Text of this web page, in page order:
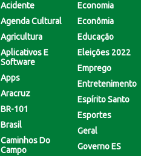
Acidente
Agenda Cultural
Agricultura
Aplicativos E
Software
Apps
Aracruz
BR-101
Brasil
Caminhos Do
Campo
Economia
Econômia
Educação
Eleições 2022
Emprego
Entretenimento
Espírito Santo
Esportes
Geral
Governo ES